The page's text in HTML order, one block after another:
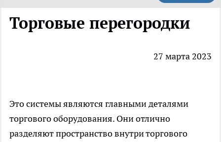
Торговые перегородки
27 марта 2023
Это системы являются главными деталями
торгового оборудования. Они отлично
разделяют пространство внутри торгового